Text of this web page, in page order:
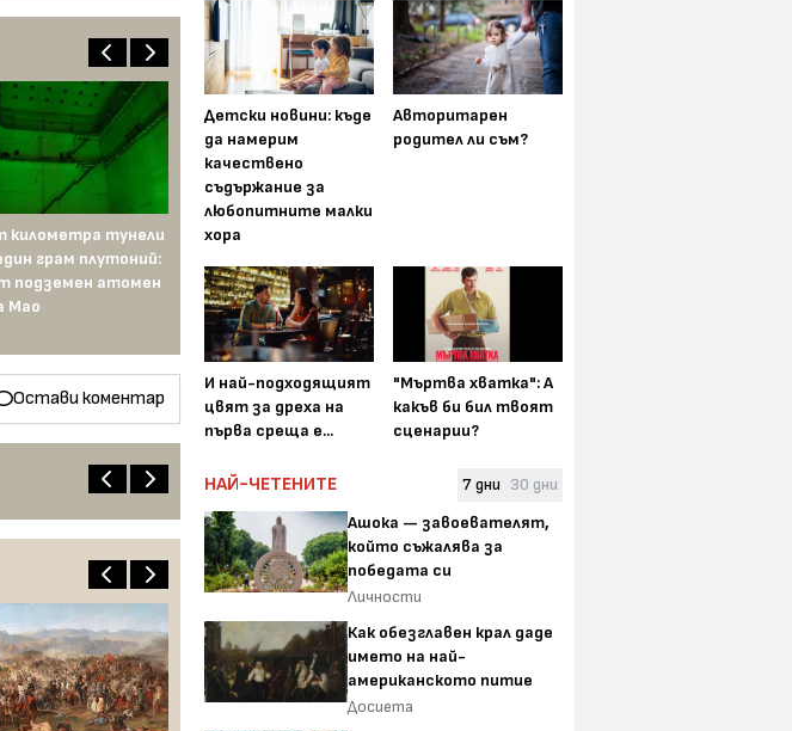
километра тунели
грам плутоний:
подземен атомен
Мао
Остави коментар
Детски новини: къде
да намерим
качествено
съдържание за
любопитните малки
хора
Авторитарен
родител ли съм?
И най-подходящият
цвят за дреха на
първа среща е...
"Мъртва хватка": А
какъв би бил твоят
сценарии?
НАЙ-ЧЕТЕНИТЕ 7 дни 30 дни
Ашока — завоевателят,
който съжалява за
победата си
Личности
Как обезглавен крал даде
името на най-
американското питие
Досиета